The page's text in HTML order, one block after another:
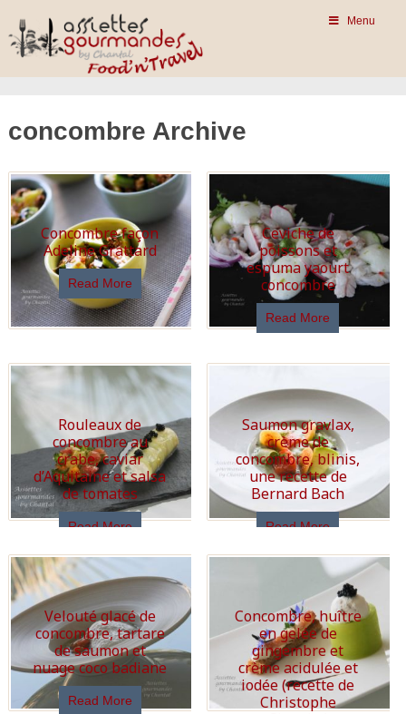
Menu
concombre Archive
Concombre façon
Adeline Grattard
Read More
Ceviche de
poissons et
espuma yaourt
concombre
Read More
Rouleaux de
concombre au
crabe, caviar
d’Aquitaine et salsa
de tomates
Read More
Saumon gravlax,
crème de
concombre, blinis,
une recette de
Bernard Bach
Read More
Velouté glacé de
concombre, tartare
de saumon et
nuage coco badiane
Read More
Concombre, huître
en gelée de
gingembre et
crème acidulée et
iodée (recette de
Christophe